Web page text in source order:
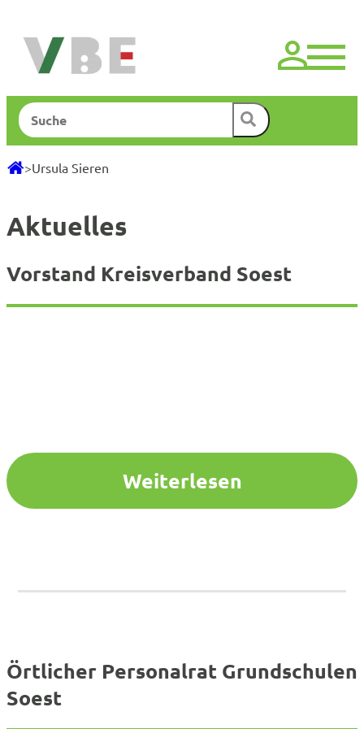
springen
Suchen
>Ursula Sieren
Aktuelles
Vorstand Kreisverband Soest
Weiterlesen
Örtlicher Personalrat Grundschulen
Soest